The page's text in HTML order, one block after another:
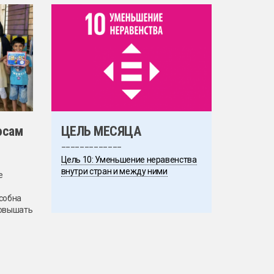
ЦЕЛЬ МЕСЯЦА
Цель 10: Уменьшение неравенства
внутри стран и между ними